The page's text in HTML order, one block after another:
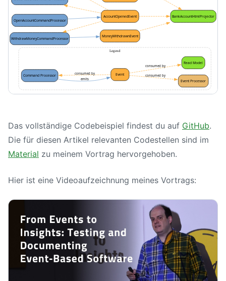
Das vollständige Codebeispiel findest du auf GitHub.
Die für diesen Artikel relevanten Codestellen sind im
Material zu meinem Vortrag hervorgehoben.
Hier ist eine Videoaufzeichnung meines Vortrags: